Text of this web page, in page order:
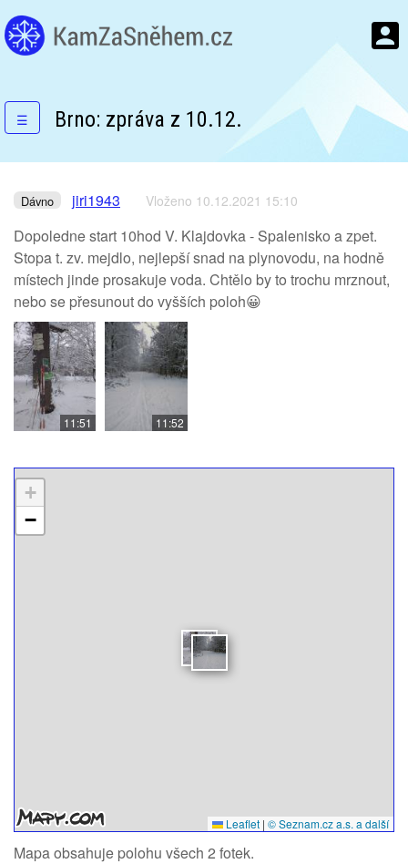
☰ Brno: zpráva z 10.12.
Dávno jiri1943 Vloženo 10.12.2021 15:10
Dopoledne start 10hod V. Klajdovka - Spalenisko a zpet.
Stopa t. zv. mejdlo, nejlepší snad na plynovodu, na hodně
místech jinde prosakuje voda. Chtělo by to trochu mrznout,
nebo se přesunout do vyšších poloh😀
11:51 11:52
+
−
Leaflet | © Seznam.cz a.s. a další
Mapa obsahuje polohu všech 2 fotek.